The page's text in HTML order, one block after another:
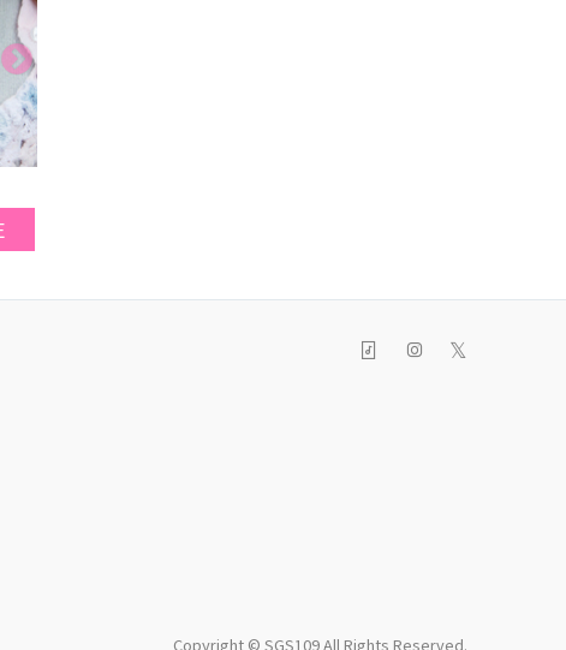
𝕏
Copyright © SGS109 All Rights Reserved.